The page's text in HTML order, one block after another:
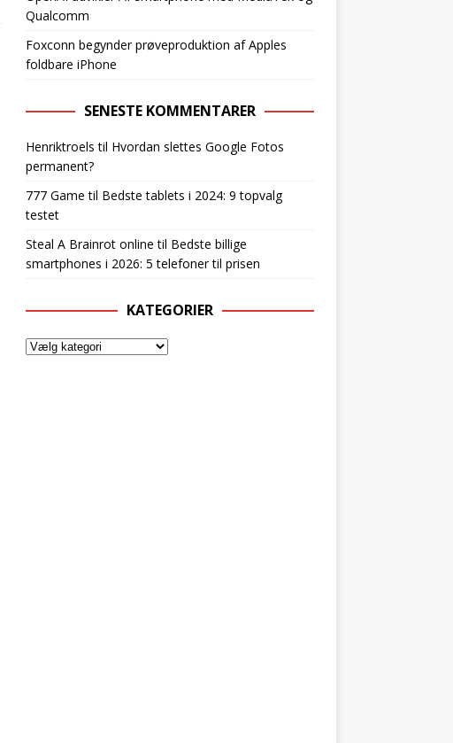
Qualcomm
Foxconn begynder prøveproduktion af Apples
foldbare iPhone
SENESTE KOMMENTARER
Henriktroels til Hvordan slettes Google Fotos
permanent?
777 Game til Bedste tablets i 2024: 9 topvalg
testet
Steal A Brainrot online til Bedste billige
smartphones i 2026: 5 telefoner til prisen
KATEGORIER